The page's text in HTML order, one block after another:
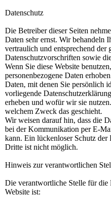
Datenschutz
Die Betreiber dieser Seiten
Daten sehr ernst. Wir behandeln
vertraulich und entsprechend der
Datenschutzvorschriften sowie
Wenn Sie diese Website
personenbezogene Daten
Daten, mit denen Sie persönlich
vorliegende
erheben und wofür wir sie
welchem Zweck das geschieht.
Wir weisen darauf hin, dass die
bei der Kommunikation per E-
kann. Ein lückenloser Schutz
Dritte ist nicht möglich.
Hinweis zur verantwortlichen
Die verantwortliche Stelle für die
Website ist: